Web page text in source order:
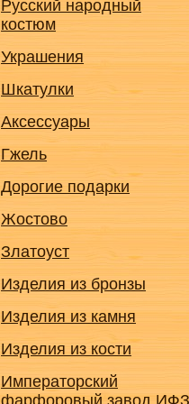
Русский народный
костюм
Украшения
Шкатулки
Аксессуары
Гжель
Дорогие подарки
Жостово
Златоуст
Изделия из бронзы
Изделия из камня
Изделия из кости
Императорский
фарфоровый завод ИФЗ